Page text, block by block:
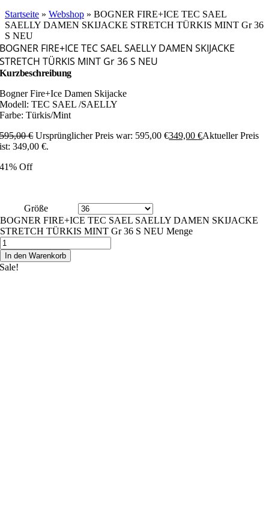
Startseite » Webshop » BOGNER FIRE+ICE TEC SAEL
SAELLY DAMEN SKIJACKE STRETCH TÜRKIS MINT Gr 36
S NEU
BOGNER FIRE+ICE TEC SAEL SAELLY DAMEN SKIJACKE
STRETCH TÜRKIS MINT Gr 36 S NEU
Kurzbeschreibung
Bogner Fire+Ice Damen Skijacke
Modell: TEC SAEL /SAELLY
Farbe: Türkis/Mint
595,00€ Ursprünglicher Preis war: 595,00 €349,00€Aktueller Preis
ist: 349,00 €.
41% Off
Größe
BOGNER FIRE+ICE TEC SAEL SAELLY DAMEN SKIJACKE
STRETCH TÜRKIS MINT Gr 36 S NEU Menge
In den Warenkorb
Sale!